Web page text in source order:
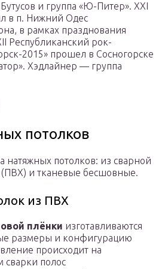
и группа «Ю-Питер». XXI
в п. Нижний Одес
в рамках празднования
Республиканский рок-
2015» прошел в Сосногорске
Хэдлайнер — группа
потолков
натяжных потолков: из сварной
и тканевые бесшовные.
из ПВХ
плёнки изготавливаются
размеры и конфигурацию
происходит на
сварки полос